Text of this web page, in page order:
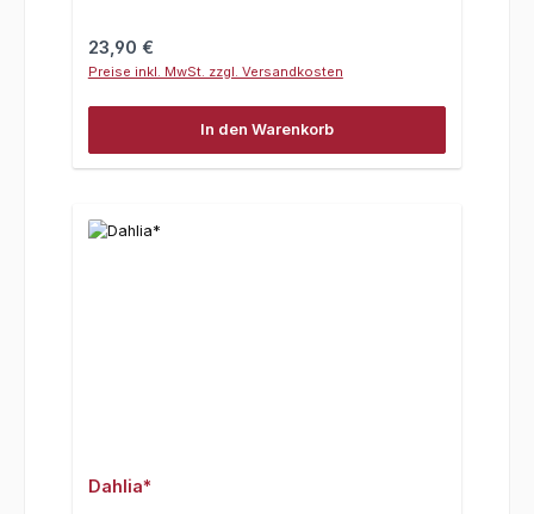
Regulärer Preis:
23,90 €
Preise inkl. MwSt. zzgl. Versandkosten
In den Warenkorb
Dahlia*